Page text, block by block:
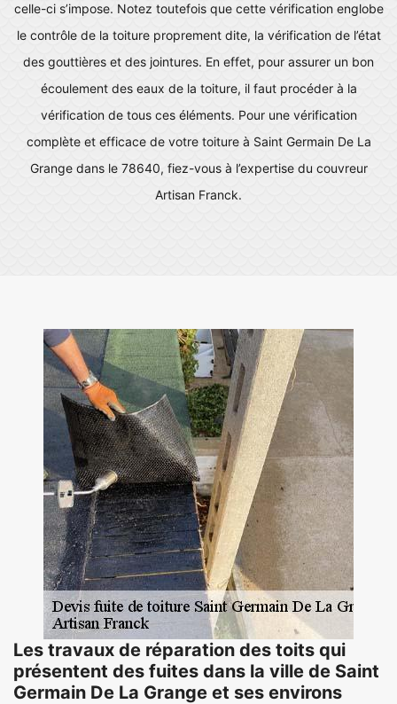
celle-ci s’impose. Notez toutefois que cette vérification englobe
le contrôle de la toiture proprement dite, la vérification de l’état
des gouttières et des jointures. En effet, pour assurer un bon
écoulement des eaux de la toiture, il faut procéder à la
vérification de tous ces éléments. Pour une vérification
complète et efficace de votre toiture à Saint Germain De La
Grange dans le 78640, fiez-vous à l’expertise du couvreur
Artisan Franck.
Les travaux de réparation des toits qui
présentent des fuites dans la ville de Saint
Germain De La Grange et ses environs